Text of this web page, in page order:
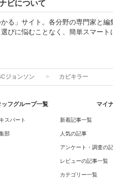
ビについて
る」サイト。各分野の専門家と編
びに悩むことなく、簡単スマート
ジョンソン カビキラー
ッフグループ一覧
スパート
部
マイ
新着記事一覧
人気の記事
アンケート・調査の
レビューの記事一覧
カテゴリー一覧